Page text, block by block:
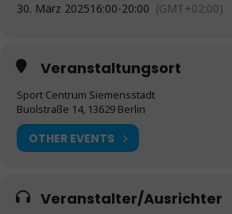
30. März 202516:00-20:00 (GMT+02:00)
Veranstaltungsort
Sport Centrum Siemensstadt
Buolstraße 14, 13629 Berlin
OTHER EVENTS
Veranstalter/Ausrichter